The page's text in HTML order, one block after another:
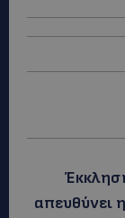
απευθύνει